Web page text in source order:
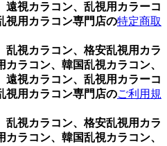
遠視カラコン、乱視用カラーコ
視用カラコン専門店の特定商取
乱視カラコン、格安乱視用カラ
カラコン、韓国乱視カラコン、
遠視カラコン、乱視用カラーコ
視用カラコン専門店のご利用規
乱視カラコン、格安乱視用カラ
カラコン、韓国乱視カラコン、